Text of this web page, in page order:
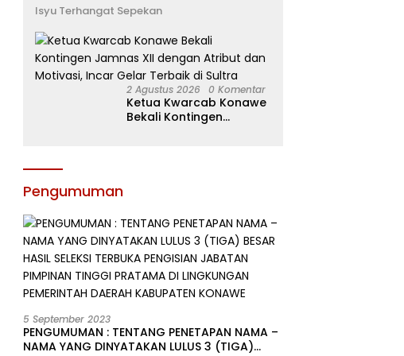
Isyu Terhangat Sepekan
2 Agustus 2026 0 Komentar
Ketua Kwarcab Konawe
Bekali Kontingen
Pengumuman
5 September 2023
PENGUMUMAN : TENTANG PENETAPAN NAMA –
NAMA YANG DINYATAKAN LULUS 3 (TIGA)